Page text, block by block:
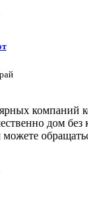
компаний
дом
можете